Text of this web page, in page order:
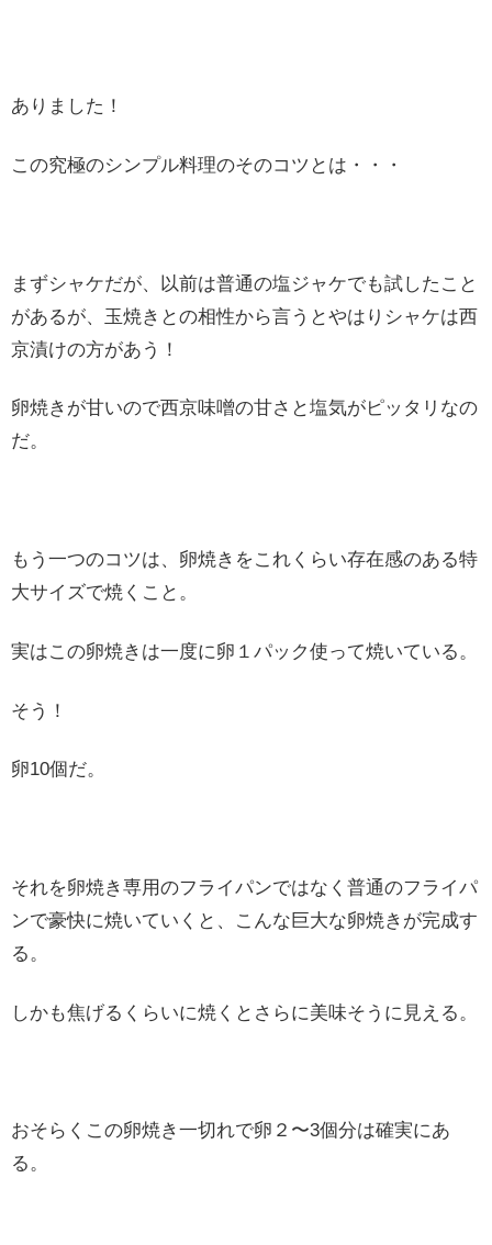
ありました！
この究極のシンプル料理のそのコツとは・・・
まずシャケだが、以前は普通の塩ジャケでも試したこと
があるが、玉焼きとの相性から言うとやはりシャケは西
京漬けの方があう！
卵焼きが甘いので西京味噌の甘さと塩気がピッタリなの
だ。
もう一つのコツは、卵焼きをこれくらい存在感のある特
大サイズで焼くこと。
実はこの卵焼きは一度に卵１パック使って焼いている。
そう！
卵10個だ。
それを卵焼き専用のフライパンではなく普通のフライパ
ンで豪快に焼いていくと、こんな巨大な卵焼きが完成す
る。
しかも焦げるくらいに焼くとさらに美味そうに見える。
おそらくこの卵焼き一切れで卵２〜3個分は確実にあ
る。